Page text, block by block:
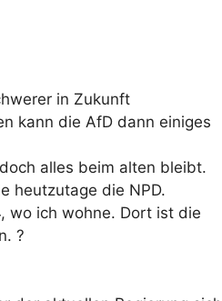
in Zukunft
kann die AfD dann einiges
alles beim alten bleibt.
heutzutage die NPD.
wo ich wohne. Dort ist die
?